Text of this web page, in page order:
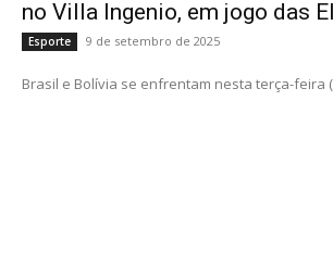
no Villa Ingenio, em jogo das
Esporte 9 de setembro de 2025
Brasil e Bolívia se enfrentam nesta terça-feira